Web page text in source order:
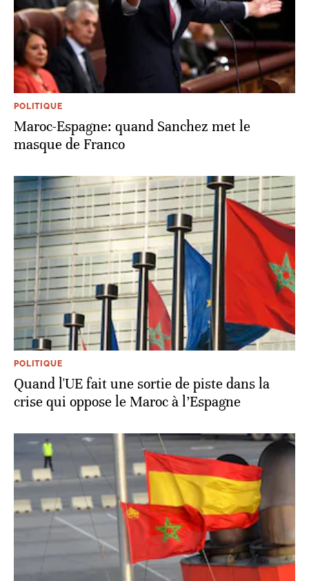
POLITIQUE
Maroc-Espagne: quand Sanchez met le
masque de Franco
POLITIQUE
Quand l'UE fait une sortie de piste dans la
crise qui oppose le Maroc à l’Espagne